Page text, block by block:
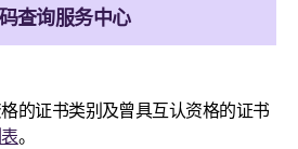
查询服务中心
的证书类别及曾具互认资格的证书
。